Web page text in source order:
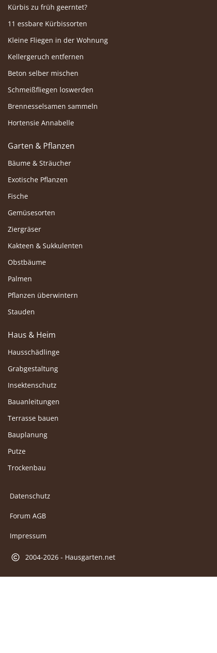
Kürbis zu früh geerntet?
11 essbare Kürbissorten
Kleine Fliegen in der Wohnung
Kellergeruch entfernen
Beton selber mischen
Schmeißfliegen loswerden
Brennesselsamen sammeln
Hortensie Annabelle
Garten & Pflanzen
Bäume & Sträucher
Exotische Pflanzen
Fische
Gemüsesorten
Ziergräser
Kakteen & Sukkulenten
Obstbäume
Palmen
Pflanzen überwintern
Stauden
Haus & Heim
Hausschädlinge
Grabgestaltung
Insektenschutz
Bauanleitungen
Terrasse bauen
Bauplanung
Putze
Trockenbau
Datenschutz
Forum AGB
Impressum
2004-2026 - Hausgarten.net